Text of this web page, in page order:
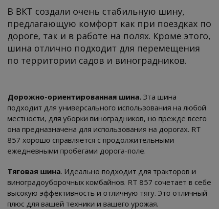
В ВКТ создали очень стабильную шину,
предлагающую комфорт как при поездках по
дороге, так и в работе на полях. Кроме этого,
шина отлично подходит для перемещения
по территории садов и виноградников.
Дорожно-ориентированная шина. Эта шина
подходит для универсального использования на любой
местности, для уборки виноградников, но прежде всего
она предназначена для использования на дорогах. RT
857 хорошо справляется с продолжительными
ежедневными пробегами дорога-поле.
Тяговая шина. Идеально подходит для тракторов и
виноградоуборочных комбайнов. RT 857 сочетает в себе
высокую эффективность и отличную тягу. Это отличный
плюс для вашей техники и вашего урожая.